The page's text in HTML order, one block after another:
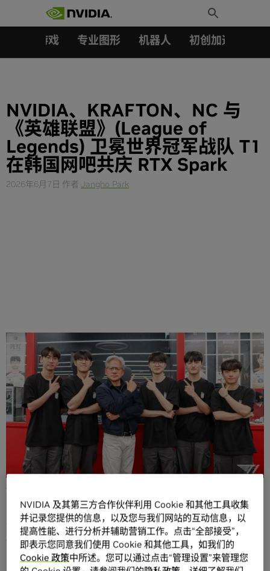
Toggle
Search
游戏 专业图形 机器人 初创加速会员成
NVIDIA、KRAFTON、NC 与
《英雄联盟》(League of
Legends) 卫冕世界冠军战队 T1
在韩国网吧共庆 RTX Spark
2026年6月7日 作者 Jangho Park
分享
上周，在 COMPUTEX 期间举办的 GTC 台北上，NVIDIA 发
布了RTX Spark
——这款超级芯片在个人 AI 智能体时代重塑
Windows PC。在 COMPUTEX 之后，NVIDIA 创始人兼首席
执行官黄仁勋随即
重介绍 RTX Spark。
包括韩国 KRAFTON 与 NC 在内的领先游戏开发者，已经着
手将旗下游戏引入由 RTX Spark 驱动的系统。
RTX Spark 专为本地 AI、内容创作与游戏而设计，将 NVIDIA
NVIDIA 及其第三方合作伙伴利用 Cookie 和其他工具收集
并记录您提供的信息，以及您与我们网站的互动信息，以
提高性能、进行分析并辅助营销工作。点击“全部接受”，
即表示您同意我们使用 Cookie 和其他工具，如我们的
Cookie 政策中所述。您可以通过点击“管理设置”来管理您